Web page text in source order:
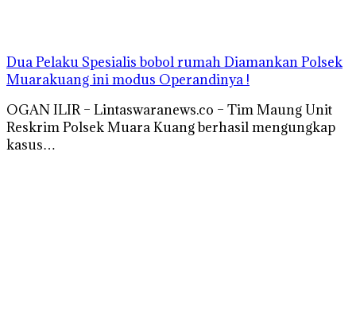
Dua Pelaku Spesialis bobol rumah Diamankan Polsek
Muarakuang ini modus Operandinya !
OGAN ILIR – Lintaswaranews.co – Tim Maung Unit
Reskrim Polsek Muara Kuang berhasil mengungkap
kasus…